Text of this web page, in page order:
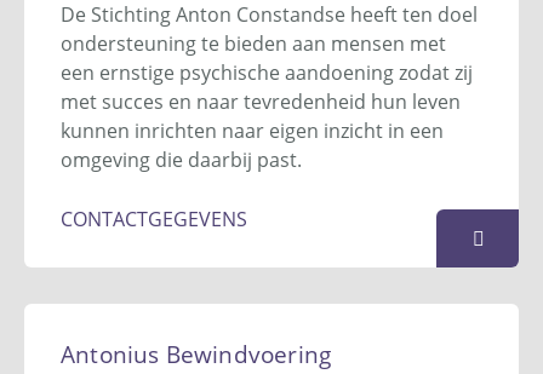
0495 - 844 280
info@andersbelicht.org
Website
KAART
De Stichting Anton Constandse heeft ten doel
ondersteuning te bieden aan mensen met
een ernstige psychische aandoening zodat zij
met succes en naar tevredenheid hun leven
kunnen inrichten naar eigen inzicht in een
omgeving die daarbij past.
CONTACTGEGEVENS
De Werf 15 III
Antonius Bewindvoering